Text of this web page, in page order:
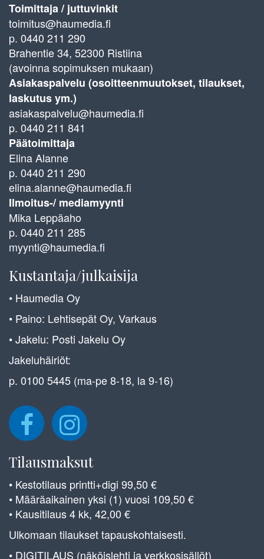
Toimittaja / juttuvinkit
toimitus@haumedia.fi
p. 0440 211 290
Brahentie 34, 52300 Ristiina
(avoinna sopimuksen mukaan)
Asiakaspalvelu (osoitteenmuutokset, tilaukset,
laskutus ym.)
asiakaspalvelu@haumedia.fi
p. 0440 211 841
Päätoimittaja
Elina Alanne
p. 0440 211 290
elina.alanne@haumedia.fi
Ilmoitus-/ mediamyynti
Mika Leppäaho
p. 0440 211 285
myynti@haumedia.fi
Kustantaja/julkaisija
• Haumedia Oy
• Paino: Lehtisepät Oy, Varkaus
• Jakelu: Posti Jakelu Oy
Jakeluhäiriöt:
p. 0100 5445 (ma-pe 8-18, la 9-16)
Tilausmaksut
• Kestotilaus printti+digi 99,50 €
• Määräaikainen yksi (1) vuosi 109,50 €
• Kausitilaus 4 kk, 42,00 €
Ulkomaan tilaukset tapauskohtaisesti.
• DIGITILAUS (näköislehti ja verkkosisällöt)